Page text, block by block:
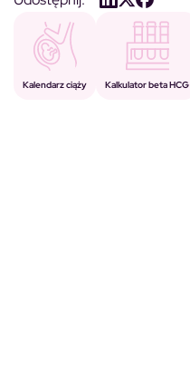
Kalendarz ciąży Kalkulator beta HCG